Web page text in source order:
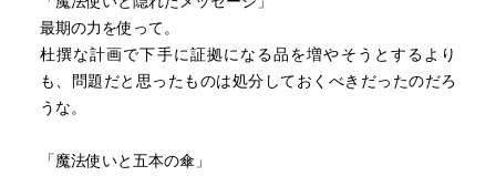
最期の力を使って。
杜撰な計画で下手に証拠になる品を増やそうとするより
も、問題だと思ったものは処分しておくべきだったのだろ
うな。
「魔法使いと五本の傘」